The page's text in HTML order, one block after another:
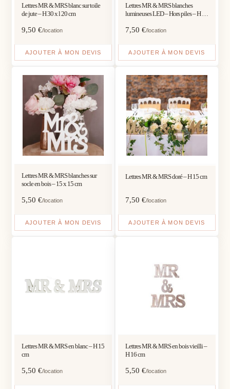
Lettres MR & MRS blanc sur toile
de jute – H 30 x l 20 cm
9,50€/location
AJOUTER À MON DEVIS
Lettres MR & MRS blanches
lumineuses LED – Hors piles – H 16
7,50 €/location
AJOUTER À MON DEVIS
Lettres MR & MRS blanches sur
socle en bois – 15 x 15 cm
5,50€/location
AJOUTER À MON DEVIS
Lettres MR & MRS doré – H 15 cm
7,50 €/location
AJOUTER À MON DEVIS
Lettres MR & MRS en blanc – H 15
cm
5,50€/location
Lettres MR & MRS en bois vieilli –
H 16 cm
5,50 €/location